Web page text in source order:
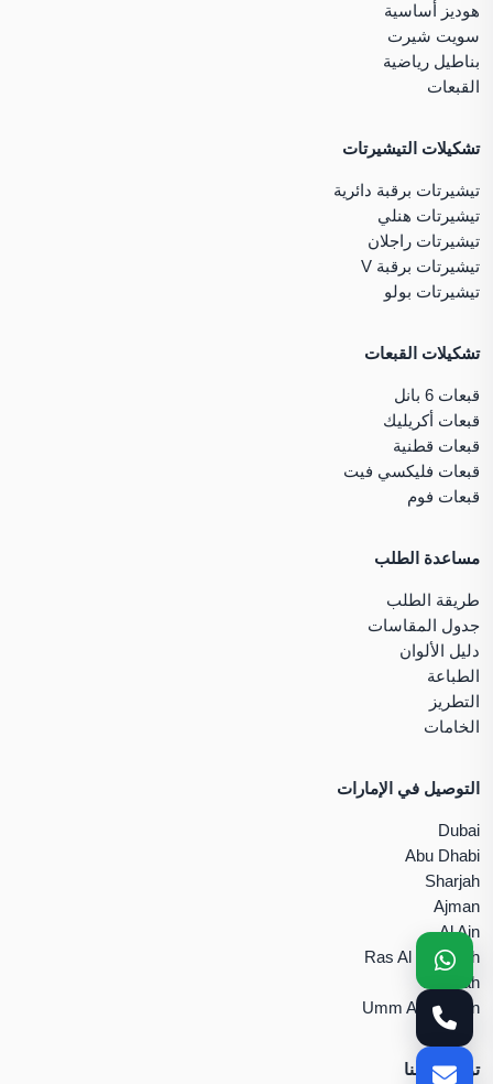
هوديز أساسية
سويت شيرت
بناطيل رياضية
القبعات
تشكيلات التيشيرتات
تيشيرتات برقبة دائرية
تيشيرتات هنلي
تيشيرتات راجلان
تيشيرتات برقبة V
تيشيرتات بولو
تشكيلات القبعات
قبعات 6 بانل
قبعات أكريليك
قبعات قطنية
قبعات فليكسي فيت
قبعات فوم
مساعدة الطلب
طريقة الطلب
جدول المقاسات
دليل الألوان
الطباعة
التطريز
الخامات
التوصيل في الإمارات
Dubai
Abu Dhabi
Sharjah
Ajman
Al Ain
Ras Al Khaimah
Fujairah
Umm Al Quwain
تواصل معنا